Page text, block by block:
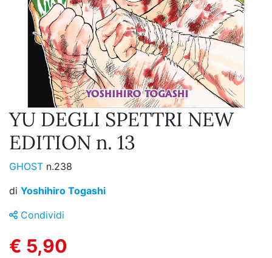
YU DEGLI SPETTRI NEW
EDITION n. 13
GHOST n.238
di Yoshihiro Togashi
Condividi
€ 5,90